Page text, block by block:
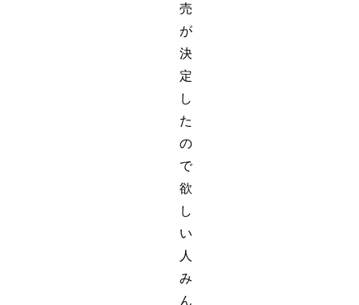
売
が
決
定
し
た
の
で
欲
し
い
人
み
ん